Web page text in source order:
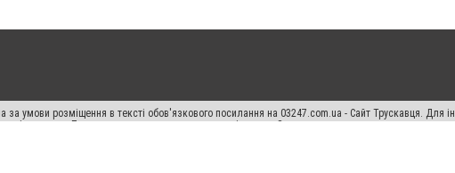
за умови розміщення в тексті обов'язкового посилання на 03247.com.ua - Сайт Трускавця. Для
джерела. Порушення виняткових прав переслідується Законом.